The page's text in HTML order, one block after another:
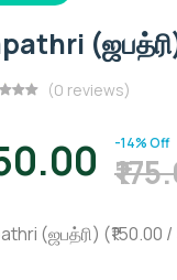
(0 reviews)
-14% Off
(ஜபத்ரி) (₹150.00